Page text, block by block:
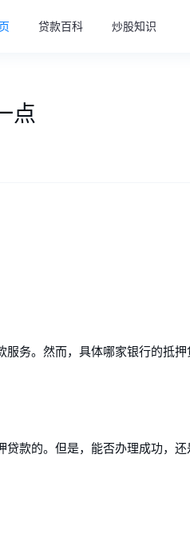
贷款百科 炒股知识
点
务。然而，具体哪家银行的抵
款的。但是，能否办理成功，